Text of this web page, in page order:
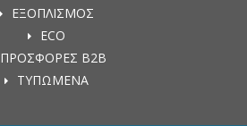
ΕΞΟΠΛΙΣΜΟΣ
ECO
ΠΡΟΣΦΟΡΕΣ Β2Β
ΤΥΠΩΜΕΝΑ